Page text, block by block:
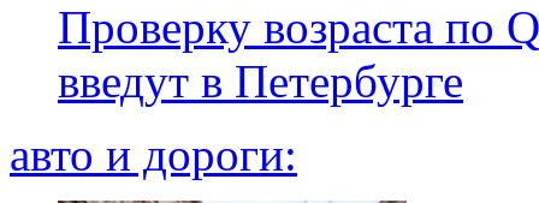
Проверку возраста по
введут в Петербурге
авто и дороги: